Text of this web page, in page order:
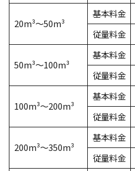
20m³～50m³
基本料金
従量料金
50m³～100m³
基本料金
従量料金
100m³～200m³
基本料金
従量料金
200m³～350m³
基本料金
従量料金